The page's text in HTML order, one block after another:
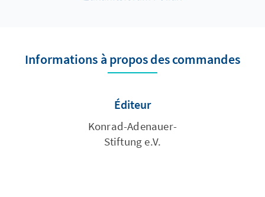
Informations à propos des commandes
Éditeur
Konrad-Adenauer-
Stiftung e.V.